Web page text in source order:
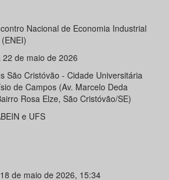
Nacional de Economia Industrial
22 de maio de 2026
São Cristóvão - Cidade Universitária
de Campos (Av. Marcelo Deda
Rosa Elze, São Cristóvão/SE)
e UFS
de maio de 2026, 15:34